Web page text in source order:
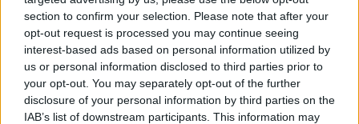
section to confirm your selection. Please note that after your
opt-out request is processed you may continue seeing
interest-based ads based on personal information utilized by
us or personal information disclosed to third parties prior to
your opt-out. You may separately opt-out of the further
disclosure of your personal information by third parties on the
IAB’s list of downstream participants. This information may